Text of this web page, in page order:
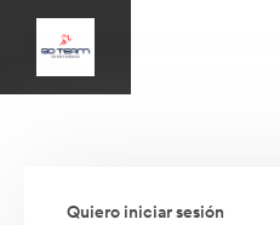
Quiero iniciar sesión